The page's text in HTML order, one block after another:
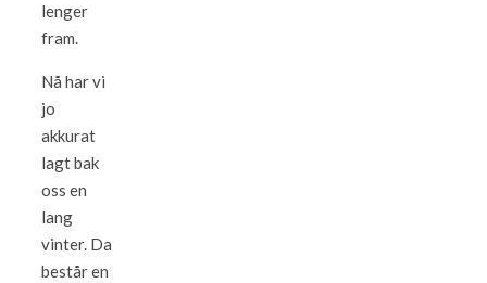
lenger
fram.
Nå har vi
jo
akkurat
lagt bak
oss en
lang
vinter. Da
består en